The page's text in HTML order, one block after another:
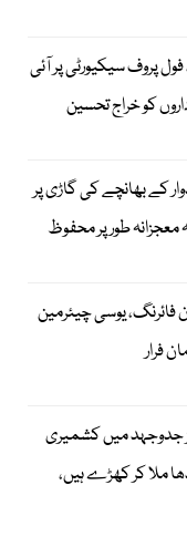
پروف سیکیورٹی پر آئی
کو خراج تحسین
کے بھانچے کی گاڑی پر
معجزانہ طور پر محفوظ
فائرنگ، یوسی چیئرمین
جدوجہد میں کشمیری
ملا کر کھڑے ہیں،